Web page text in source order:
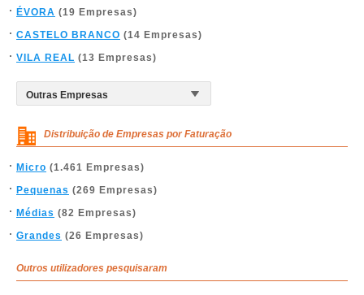
ÉVORA (19 Empresas)
CASTELO BRANCO (14 Empresas)
VILA REAL (13 Empresas)
Distribuição de Empresas por Faturação
Micro (1.461 Empresas)
Pequenas (269 Empresas)
Médias (82 Empresas)
Grandes (26 Empresas)
Outros utilizadores pesquisaram